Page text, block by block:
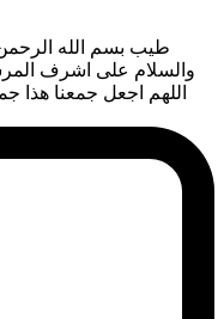
طيب بسم الله الرحمن
والسلام على اشرف
اللهم اجعل جمعنا هذا